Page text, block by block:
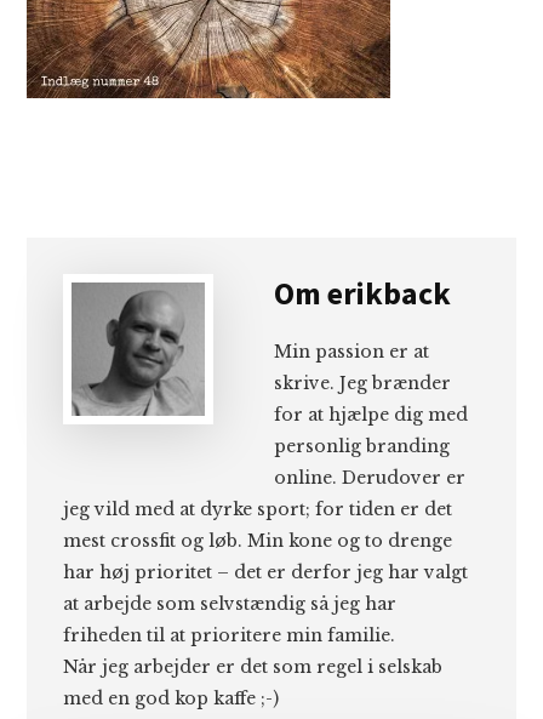
Omerikback
Min passion er at
skrive. Jeg brænder
for at hjælpe dig med
personlig branding
online. Derudover er
jeg vild med at dyrke sport; for tiden er det
mest crossfit og løb. Min kone og to drenge
har høj prioritet – det er derfor jeg har valgt
at arbejde som selvstændig så jeg har
friheden til at prioritere min familie.
Når jeg arbejder er det som regel i selskab
med en god kop kaffe ;-)